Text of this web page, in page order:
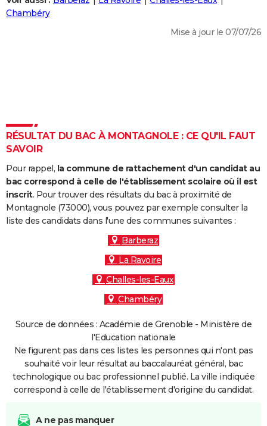
Destinations
City break
Voyage nature
Voyage de noces
Forum
Climat
+
PHOTO
Dictionnaire
Biographies
Citations
Expressions
Proverbes
PROGRAMME TV
S'inscrire
Se connecter
Lycées
Collèges
Primaires
Universités
Entreprises
Service militaire
Avis de recherche
AVIS DE DÉCÈS
FORUM
Chambéry
Mise à jour le 07/07/26
RÉSULTAT DU BAC À MONTAGNOLE : CE QU'IL FAUT
SAVOIR
Pour rappel, la commune de rattachement d'un candidat au
bac correspond à celle de l'établissement scolaire où il est
inscrit. Pour trouver des résultats du bac à proximité de
Montagnole (73000), vous pouvez par exemple consulter la
liste des candidats dans l'une des communes suivantes :
Barberaz
La Ravoire
Challes-les-Eaux
Chambéry
Source de données : Académie de Grenoble - Ministère de
l'Education nationale
Ne figurent pas dans ces listes les personnes qui n'ont pas
souhaité voir leur résultat au baccalauréat général, bac
technologique ou bac professionnel publié. La ville indiquée
correspond à celle de l'établissement d'origine du candidat.
A ne pas manquer